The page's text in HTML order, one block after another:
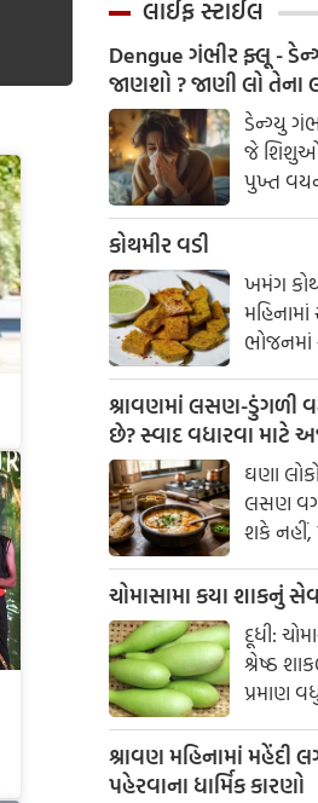
લાઈફ સ્ટાઈલ
Dengue ગંભીર ફ્લૂ - ડેન્ગ્યુ થયો છે કેવી રીતે
જાણશો ? જાણી લો
ઉપાય
ડેન્ગ્યુ
જે
પુખ્ત
પરંતુ
10
રીતે
છે.
ડેન્ગ્યુને
ડેન્ગ્યુ
કોથમીર વડી
ખમંગ
ભોજનમાં
કોથમીર
છે.
આ વડી
શ્રાવણમાં લસણ-ડુંગળી
છે? સ્વાદ વધારવા માટે
લસણ-ડુંગળી વગર
બનાવવું?
ઘણા
લસણ
શકે
યોગ્ય
સ્વાદમાં
કેટલીક
મદદથી
બનાવી
ચોમાસામા કયા શાકનું
દૂધી:
શ્રેષ્ઠ
પ્રમાણ
ઓછી
અને
મદદ કરે છે.
શ્રાવણ મહિનામાં
પહેરવાના ધાર્મિક કારણો